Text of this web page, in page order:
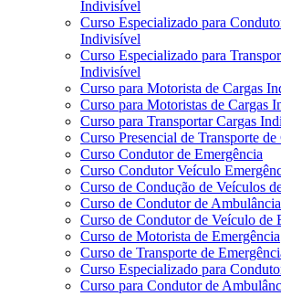
Indivisível
Curso Especializado para
Indivisível
Curso Especializado para
Indivisível
Curso para Motorista de Cargas
Curso para Motoristas de Cargas
Curso para Transportar Cargas
Curso Presencial de Transporte
Curso Condutor de Emergência
Curso Condutor Veículo
Curso de Condução de Veículos
Curso de Condutor de Ambulância
Curso de Condutor de Veículo de
Curso de Motorista de Emergência
Curso de Transporte de
Curso Especializado para
Curso para Condutor de